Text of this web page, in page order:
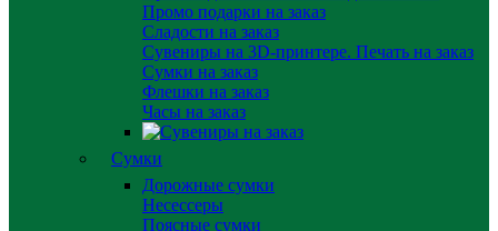
Промо подарки на заказ
Сладости на заказ
Сувениры на 3D-принтере. Печать на заказ
Сумки на заказ
Флешки на заказ
Часы на заказ
Сумки
Дорожные сумки
Несессеры
Поясные сумки